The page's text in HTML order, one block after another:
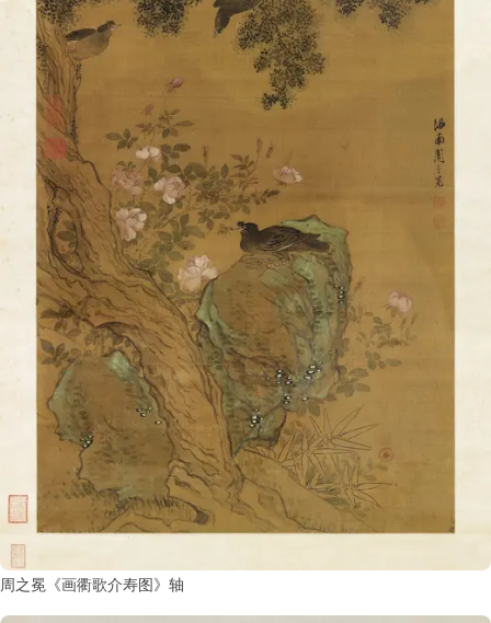
周之冕《画衢歌介寿图》轴